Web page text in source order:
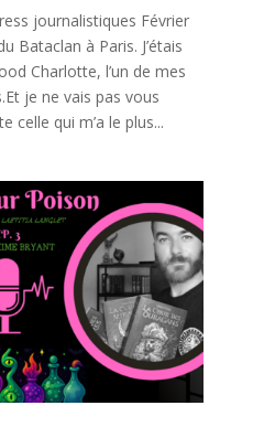
journalistiques Février
Bataclan à Paris. J’étais
Charlotte, l’un de mes
je ne vais pas vous
celle qui m’a le plus...